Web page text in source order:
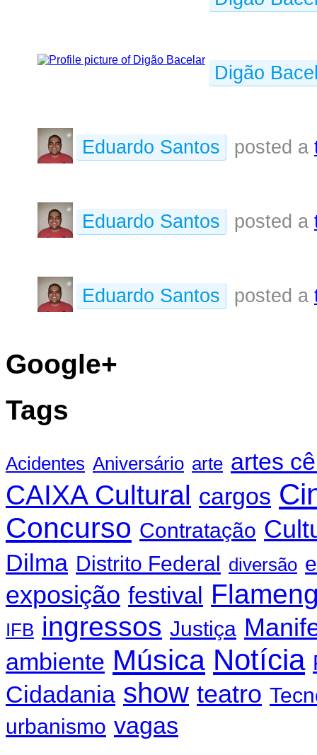
Digão
Eduardo Santos posted a
Eduardo Santos posted a
Eduardo Santos posted a
Google+
Tags
Acidentes Aniversário arte artes
CAIXA Cultural cargos
Concurso Contratação
Dilma Distrito Federal diversão
exposição festival
IFB ingressos Justiça
ambiente Música Notícia
Cidadania show teatro
urbanismo vagas